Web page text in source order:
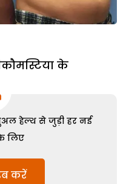
के
हेल्थ से जुड़ी हर नई
लिए
करें